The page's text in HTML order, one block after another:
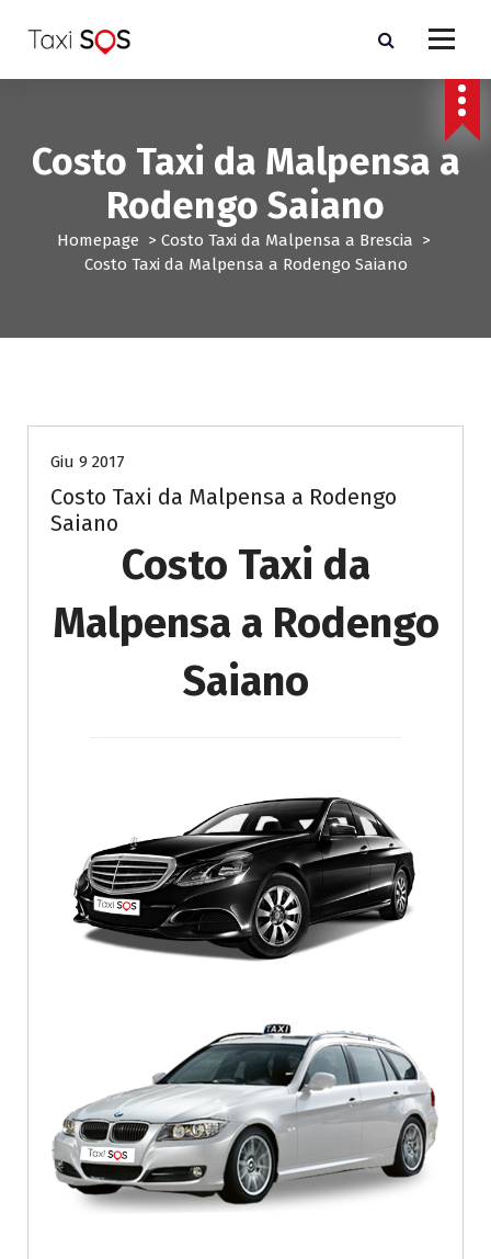
a
Costo Taxi da Malpensa a
Rodengo Saiano
Homepage > Costo Taxi da Malpensa a Brescia >
Costo Taxi da Malpensa a Rodengo Saiano
Giu 9 2017
Costo Taxi da Malpensa a Rodengo
Saiano
Costo Taxi da
Malpensa a Rodengo
Saiano